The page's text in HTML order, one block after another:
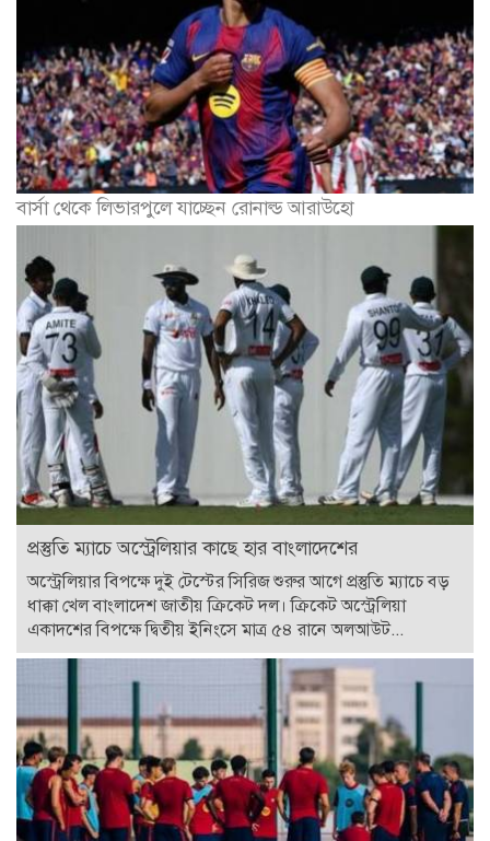
বার্সা থেকে লিভারপুলে যাচ্ছেন রোনাল্ড আরাউহো
প্রস্তুতি ম্যাচে অস্ট্রেলিয়ার কাছে হার বাংলাদেশের
অস্ট্রেলিয়ার বিপক্ষে দুই টেস্টের সিরিজ শুরুর আগে প্রস্তুতি ম্যাচে বড়
ধাক্কা খেল বাংলাদেশ জাতীয় ক্রিকেট দল। ক্রিকেট অস্ট্রেলিয়া
একাদশের বিপক্ষে দ্বিতীয় ইনিংসে মাত্র ৫৪ রানে অলআউট...